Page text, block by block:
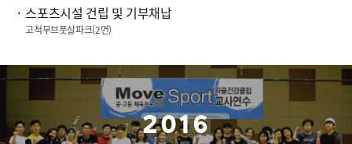
스포츠시설 건립 및 기부채납
고척무브풋살파크(2면)
2016